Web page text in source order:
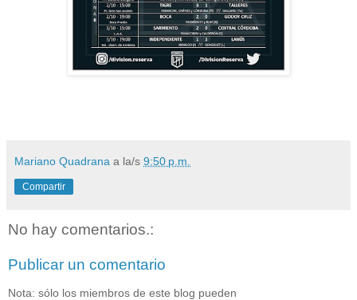
Mariano Quadrana a la/s 9:50 p.m.
Compartir
No hay comentarios.:
Publicar un comentario
Nota: sólo los miembros de este blog pueden